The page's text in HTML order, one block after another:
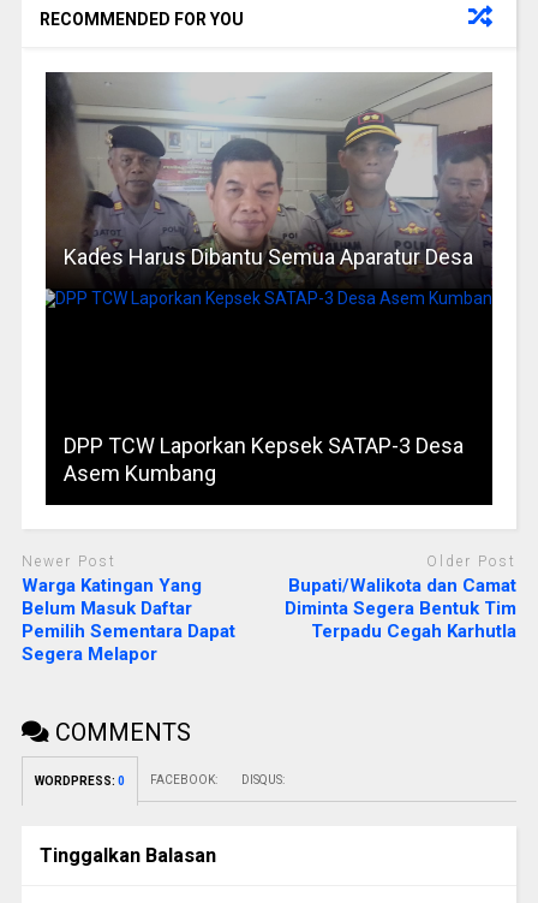
RECOMMENDED FOR YOU
Kades Harus Dibantu Semua Aparatur Desa
DPP TCW Laporkan Kepsek SATAP-3 Desa
Asem Kumbang
Newer Post
Warga Katingan Yang
Belum Masuk Daftar
Pemilih Sementara Dapat
Segera Melapor
Older Post
Bupati/Walikota dan Camat
Diminta Segera Bentuk Tim
Terpadu Cegah Karhutla
COMMENTS
WORDPRESS: 0 FACEBOOK: DISQUS:
Tinggalkan Balasan